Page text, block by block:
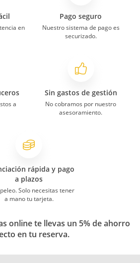
en
Pago seguro
Nuestro sistema de pago es
securizado.
a
Sin gastos de gestión
No cobramos por nuestro
asesoramiento.
rápida y pago
a plazos
Solo necesitas tener
a mano tu tarjeta.
online te llevas un 5% de ahorro
en tu reserva.